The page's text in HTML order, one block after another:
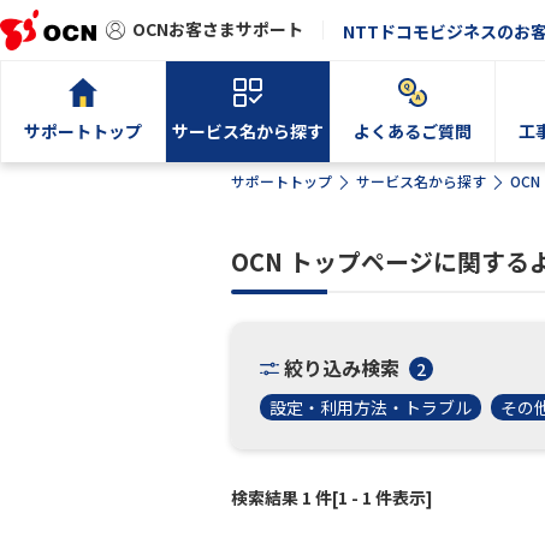
OCNお客さまサポート NTTドコモビジネスのお
サポートトップ サービス名から探す よくあるご質問 工
サポートトップ サービス名から探す
OCN トップページに関する
絞り込み検索
2
設定・利用方法・トラブル
その
検索結果 1 件[1 - 1 件表示]